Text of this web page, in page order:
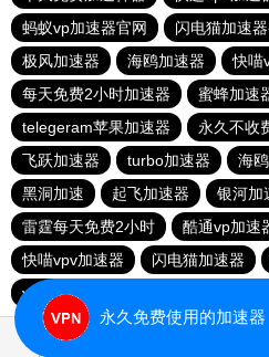
蚂蚁vp加速器官网
闪电猫加速
极风加速器
海鸥加速器 快喵
每天免费2小时加速器
蜜蜂加速
telegeram苹果加速器
永久不收
飞跃加速器
turbo加速器 海
黑洞加速
起飞加速器 银河加
雷霆每天免费2小时
酷通vp加速
快喵vpv加速器
闪电猫加速器
vp免费加速
永久免费使用的加速器